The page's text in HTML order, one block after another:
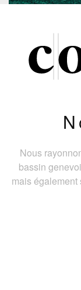
Nous
bassin
mais également